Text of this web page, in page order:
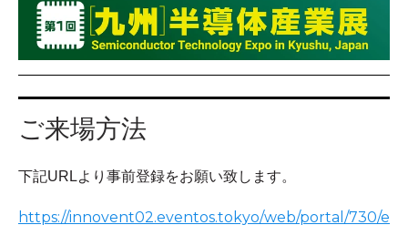
ご来場方法
下記URLより事前登録をお願い致します。
https://innovent02.eventos.tokyo/web/portal/730/e